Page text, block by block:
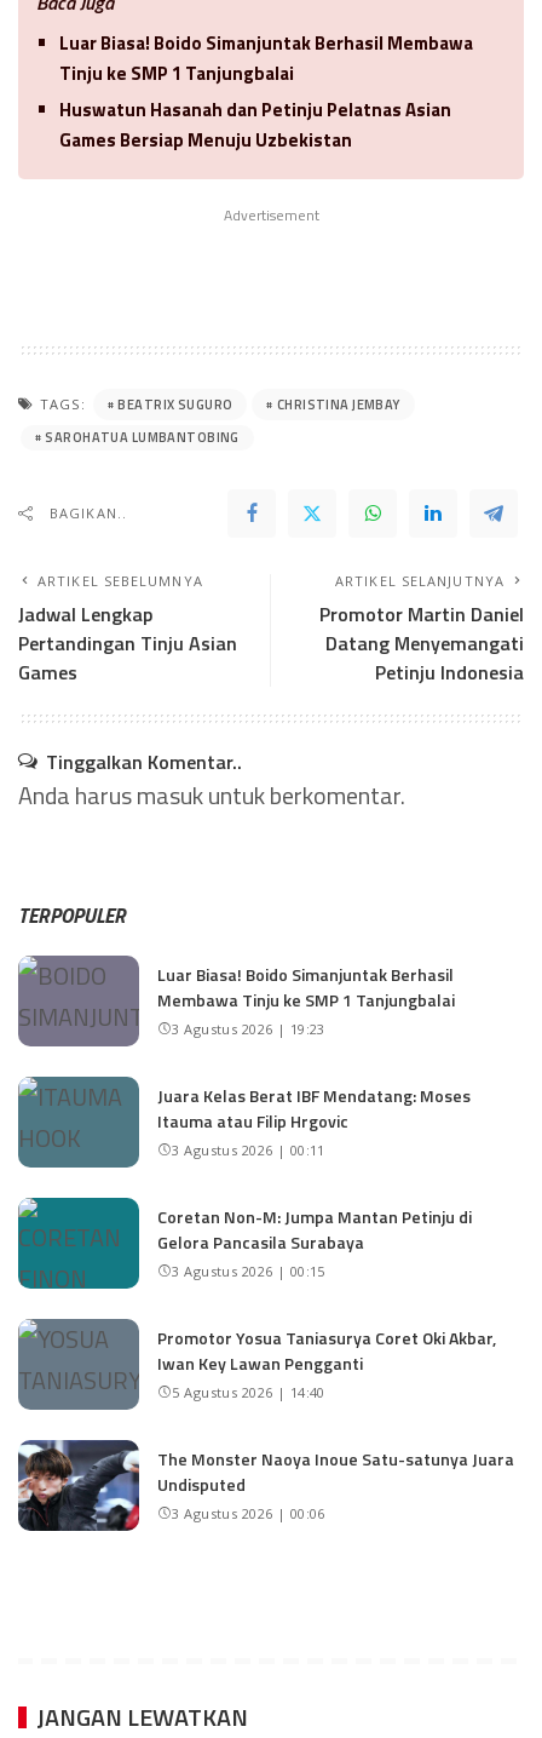
Luar Biasa! Boido Simanjuntak Berhasil Membawa
Tinju ke SMP 1 Tanjungbalai
Huswatun Hasanah dan Petinju Pelatnas Asian
Games Bersiap Menuju Uzbekistan
Advertisement
TAGS: BEATRIX SUGURO
CHRISTINA JEMBAY
SAROHATUA LUMBANTOBING
BAGIKAN..
ARTIKEL SEBELUMNYA
Jadwal Lengkap
Pertandingan Tinju Asian
Games
ARTIKEL SELANJUTNYA
Promotor Martin Daniel
Datang Menyemangati
Petinju Indonesia
Tinggalkan Komentar..
Anda harusmasukuntuk berkomentar.
TERPOPULER
Luar Biasa! Boido Simanjuntak Berhasil
Membawa Tinju ke SMP 1 Tanjungbalai
3 Agustus 2026 | 19:23
Juara Kelas Berat IBF Mendatang: Moses
Itauma atau Filip Hrgovic
3 Agustus 2026 | 00:11
Coretan Non-M: Jumpa Mantan Petinju di
Gelora Pancasila Surabaya
3 Agustus 2026 | 00:15
Promotor Yosua Taniasurya Coret Oki Akbar,
Iwan Key Lawan Pengganti
5 Agustus 2026 | 14:40
The Monster Naoya Inoue Satu-satunya Juara
Undisputed
3 Agustus 2026 | 00:06
JANGAN LEWATKAN